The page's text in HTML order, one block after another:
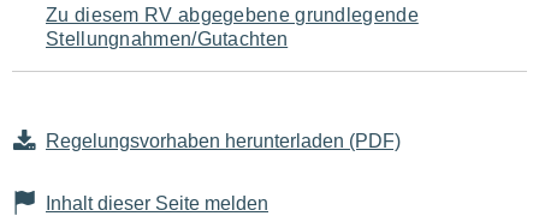
Zu diesem RV abgegebene grundlegende
Stellungnahmen/Gutachten
Regelungsvorhaben herunterladen (PDF)
Inhalt dieser Seite melden